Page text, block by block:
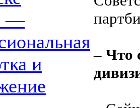
—
и
– Что